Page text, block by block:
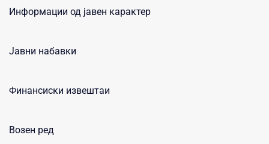
Информации од јавен карактер
Јавни набавки
Финансиски извештаи
Возен ред